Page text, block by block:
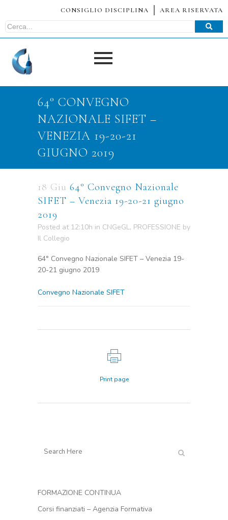
CONSIGLIO DISCIPLINA AREA RISERVATA
64° CONVEGNO
NAZIONALE SIFET –
VENEZIA 19-20-21
GIUGNO 2019
18 Giu 64° Convegno Nazionale
SIFET – Venezia 19-20-21 giugno
2019
Posted at 12:10h in CNGeGL, PROFESSIONE by
Il Collegio
64° Convegno Nazionale SIFET – Venezia 19-
20-21 giugno 2019
Convegno Nazionale SIFET
Print page
FORMAZIONE CONTINUA
Corsi finanziati – Agenzia Formativa